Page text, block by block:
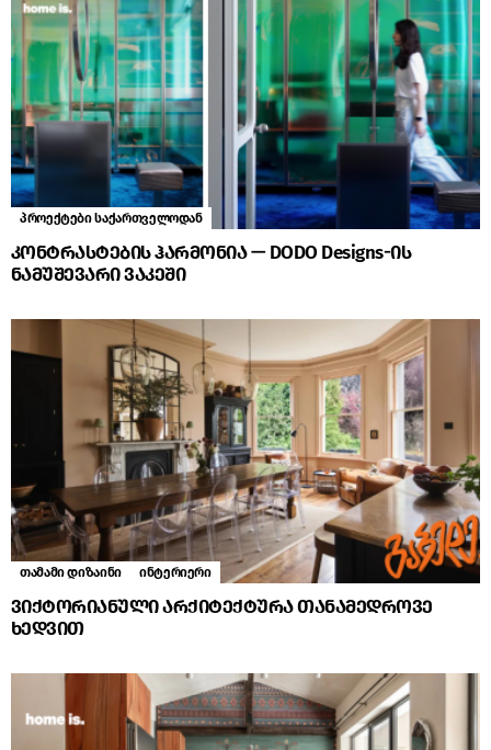
პროექტები საქართველოდან
კონტრასტების ჰარმონია — DODO Designs-ის
ნამუშევარი ვაკეში
თამამი დიზაინი ინტერიერი
ვიქტორიანული არქიტექტურა თანამედროვე
ხედვით